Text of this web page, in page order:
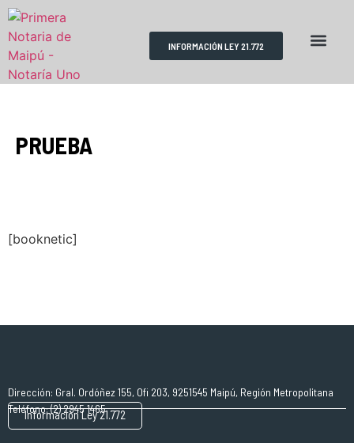
INFORMACIÓN LEY 21.772
PRUEBA
[booknetic]
Dirección: Gral. Ordóñez 155, Ofi 203, 9251545 Maipú, Región Metropolitana
Teléfono: (2) 2945 1465
Información Ley 21.772